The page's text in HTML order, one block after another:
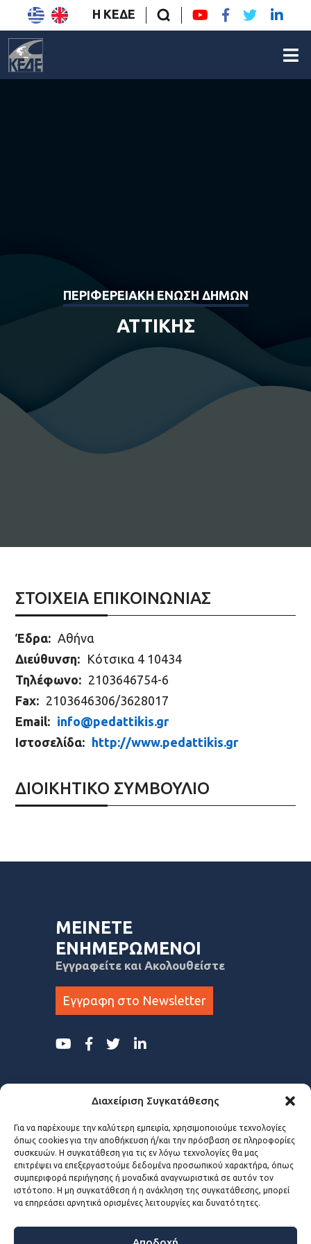
Διαχείριση Συγκατάθεσης
Για να παρέχουμε την καλύτερη εμπειρία, χρησιμοποιούμε τεχνολογίες
όπως cookies για την αποθήκευση ή/και την πρόσβαση σε πληροφορίες
συσκευών. Η συγκατάθεση για τις εν λόγω τεχνολογίες θα μας
επιτρέψει να επεξεργαστούμε δεδομένα προσωπικού χαρακτήρα, όπως
συμπεριφορά περιήγησης ή μοναδικά αναγνωριστικά σε αυτόν τον
ιστότοπο. Η μη συγκατάθεση ή η ανάκληση της συγκατάθεσης, μπορεί
να επηρεάσει αρνητικά ορισμένες λειτουργίες και δυνατότητες.
Η ΚΕΔΕ
ΠΕΡΙΦΕΡΕΙΑΚΗ ΕΝΩΣΗ ΔΗΜΩΝ
ΑΤΤΙΚΗΣ
ΣΤΟΙΧΕΙΑ ΕΠΙΚΟΙΝΩΝΙΑΣ
Έδρα: Αθήνα
Διεύθυνση: Κότσικα 4 10434
Τηλέφωνο: 2103646754-6
Fax: 2103646306/3628017
Email: info@pedattikis.gr
Ιστοσελίδα:
http://www.pedattikis.gr
ΔΙΟΙΚΗΤΙΚΟ ΣΥΜΒΟΥΛΙΟ
ΜΕΙΝΕΤΕ
ΕΝΗΜΕΡΩΜΕΝΟΙ
Εγγραφείτε και Ακολουθείστε
Εγγραφη στο Newsletter